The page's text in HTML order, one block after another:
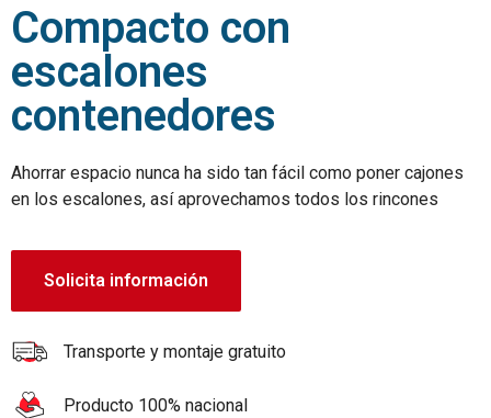
Compacto con
escalones
contenedores
Ahorrar espacio nunca ha sido tan fácil como poner cajones
en los escalones, así aprovechamos todos los rincones
Solicita información
Transporte y montaje gratuito
Producto 100% nacional